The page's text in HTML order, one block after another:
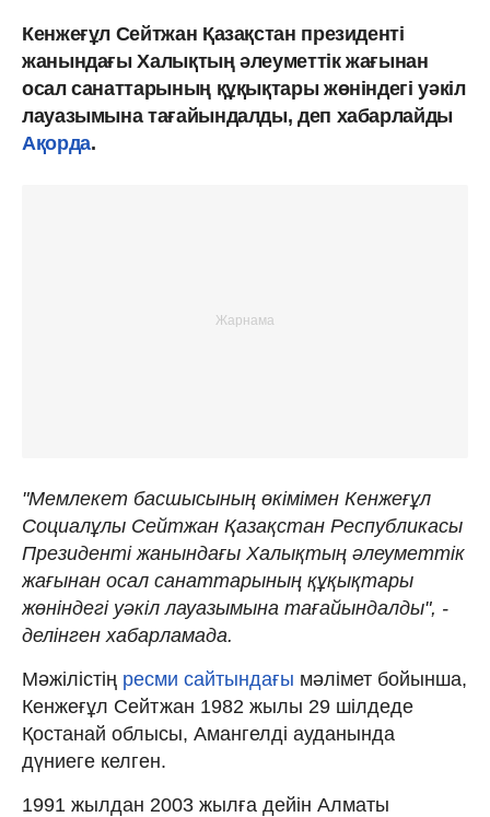
Кенжеғұл Сейтжан Қазақстан президенті
жанындағы Халықтың әлеуметтік жағынан
осал санаттарының құқықтары жөніндегі уәкіл
лауазымына тағайындалды, деп хабарлайды
Ақорда.
"Мемлекет басшысының өкімімен Кенжеғұл
Социалұлы Сейтжан Қазақстан Республикасы
Президенті жанындағы Халықтың әлеуметтік
жағынан осал санаттарының құқықтары
жөніндегі уәкіл лауазымына тағайындалды", -
делінген хабарламада.
Мәжілістің ресми сайтындағы мәлімет бойынша,
Кенжеғұл Сейтжан 1982 жылы 29 шілдеде
Қостанай облысы, Амангелді ауданында
дүниеге келген.
1991 жылдан 2003 жылға дейін Алматы